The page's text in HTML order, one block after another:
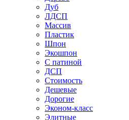
Дуб
ЛДСП
Массив
Пластик
Шпон
Экошпон
С патиной
ДСП
Стоимость
Дешевые
Дорогие
Эконом-класс
Элитные